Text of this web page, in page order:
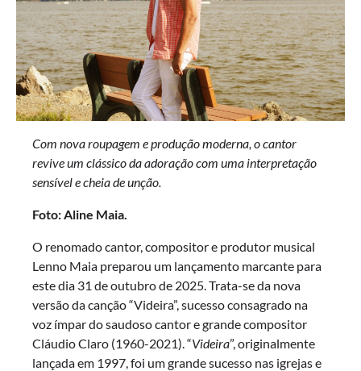
Com nova roupagem e produção moderna, o cantor
revive um clássico da adoração com uma interpretação
sensível e cheia de unção.
Foto: Aline Maia.
O renomado cantor, compositor e produtor musical
Lenno Maia preparou um lançamento marcante para
este dia 31 de outubro de 2025. Trata-se da nova
versão da canção “Videira”, sucesso consagrado na
voz ímpar do saudoso cantor e grande compositor
Cláudio Claro (1960-2021). “Videira”, originalmente
lançada em 1997, foi um grande sucesso nas igrejas e